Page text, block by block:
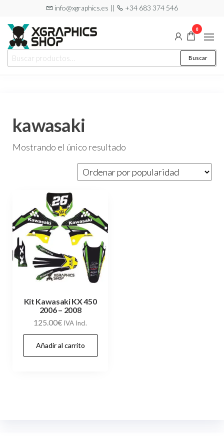
contenido
info@xgraphics.es || +34 683 374 546
XGRAPHICS
SHOP
Tu tienda
de
pegatinas
por:
Buscar
0
kawasaki
Mostrando el único resultado
Kit Kawasaki KX 450
2006 – 2008
125.00€ IVA Incl.
Añadir al carrito